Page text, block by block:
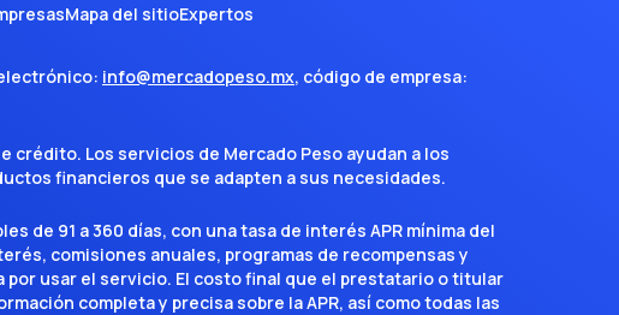
Mapa del sitioExpertos
info@mercadopeso.mx, código de empresa:
Los servicios de Mercado Peso ayudan a los
financieros que se adapten a sus necesidades.
de 91 a 360 días, con una tasa de interés APR mínima del
comisiones anuales, programas de recompensas y
usar el servicio. El costo final que el prestatario o titular
completa y precisa sobre la APR, así como todas las